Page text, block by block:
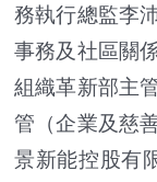
務執行總監李
事務及社區關
組織革新部主
管（企業及慈
景新能控股有